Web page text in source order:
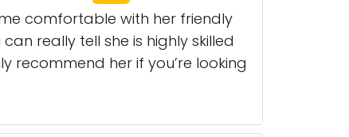
comfortable with her friendly
really tell she is highly skilled
recommend her if you’re looking